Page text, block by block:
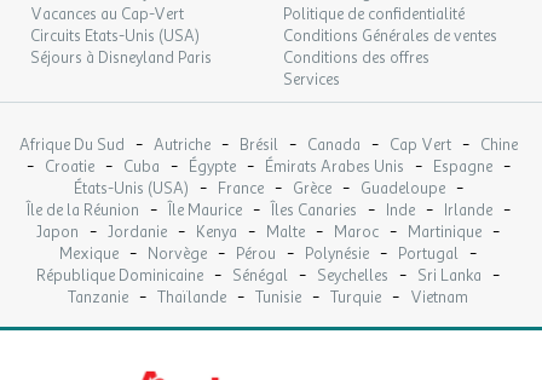
Commerces
Dépot de pain
Dates d'ouverture : Ouvert toute la saison
Épicerie
Dates d'ouverture : Ouvert toute la saison
Emplacement : Sur place
Épicerie
Dates d'ouverture : Ouvert toute la saison
Distance : 5km
Emplacement : En dehors de l'établissement
Infos supplémentaires commerces et restaurants :Le petit
SEPT.
16/09/2026
MER.
SEPT.
69 €
JEU.
17
SEPT.
69 € /hébergement
Retour le
18/09/2026
VEN.
18
SEPT.
69 € /hébergement
Retour le
19/09/2026
19 69 €/hébergement
Retour le
Vacances au Cap-Vert
Circuits Etats-Unis (USA)
Séjours à Disneyland Paris
Politique de confidentialité
Conditions Générales de ventes
Conditions des offres
Services
Afrique Du Sud - Autriche - Brésil - Canada - Cap Vert - Chine
- Croatie - Cuba - Égypte - Émirats Arabes Unis - Espagne -
États-Unis (USA) - France - Grèce - Guadeloupe -
Île de la Réunion - Île Maurice - Îles Canaries - Inde - Irlande -
Japon - Jordanie - Kenya - Malte - Maroc - Martinique -
Mexique - Norvège - Pérou - Polynésie - Portugal -
République Dominicaine - Sénégal - Seychelles - Sri Lanka -
Tanzanie - Thaïlande - Tunisie - Turquie - Vietnam